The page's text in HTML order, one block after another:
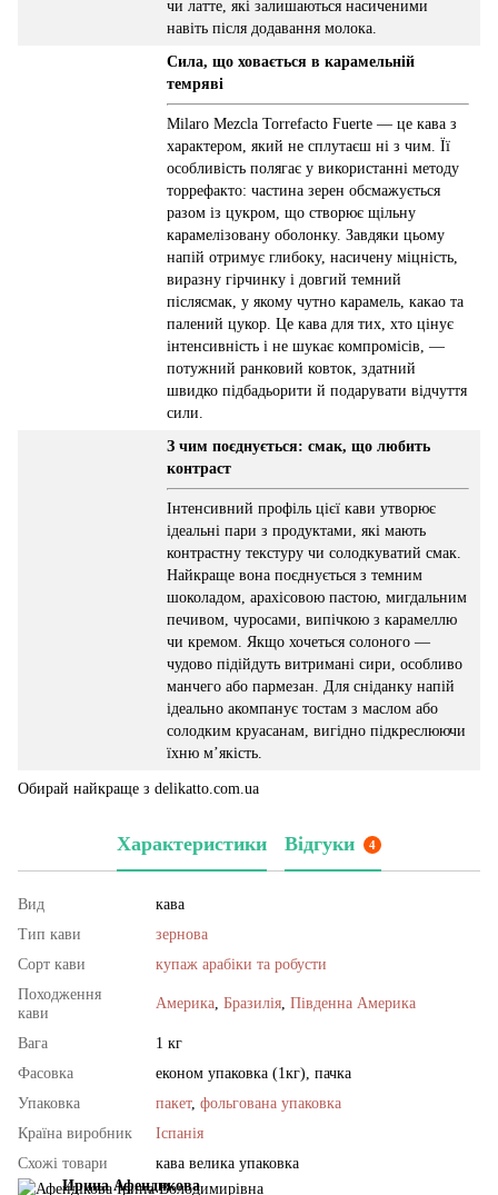
чи латте, які залишаються насиченими
навіть після додавання молока.
Сила, що ховається в карамельній
темряві
Milaro Mezcla Torrefacto Fuerte — це кава з
характером, який не сплутаєш ні з чим. Її
особливість полягає у використанні методу
торрефакто: частина зерен обсмажується
разом із цукром, що створює щільну
карамелізовану оболонку. Завдяки цьому
напій отримує глибоку, насичену міцність,
виразну гірчинку і довгий темний
післясмак, у якому чутно карамель, какао та
палений цукор. Це кава для тих, хто цінує
інтенсивність і не шукає компромісів, —
потужний ранковий ковток, здатний
швидко підбадьорити й подарувати відчуття
сили.
З чим поєднується: смак, що любить
контраст
Інтенсивний профіль цієї кави утворює
ідеальні пари з продуктами, які мають
контрастну текстуру чи солодкуватий смак.
Найкраще вона поєднується з темним
шоколадом, арахісовою пастою, мигдальним
печивом, чуросами, випічкою з карамеллю
чи кремом. Якщо хочеться солоного —
чудово підійдуть витримані сири, особливо
манчего або пармезан. Для сніданку напій
ідеально акомпанує тостам з маслом або
солодким круасанам, вигідно підкреслюючи
їхню м’якість.
Обирай найкраще з delikatto.com.ua
Характеристики Відгуки 4
Вид
кава
Тип кави
зернова
Сорт кави
купаж арабіки та робусти
Походження
кави
Америка Бразилія Південна Америка
Вага
1 кг
Фасовка
економ упаковка (1кг), пачка
Упаковка
пакет, фольгована упаковка
Країна виробник
Іспанія
Схожі товари
кава велика упаковка
Ирина Афендикова